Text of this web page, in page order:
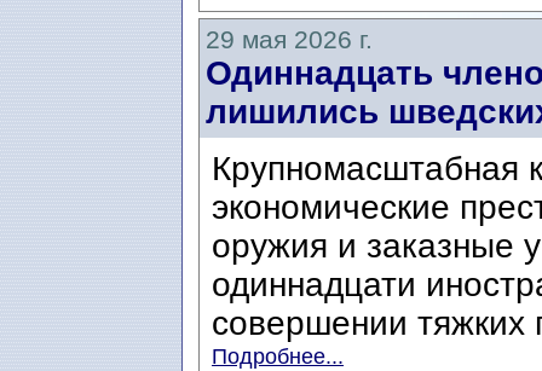
29 мая 2026 г.
Одиннадцать
лишились
Крупномасштабная
экономические
оружия и заказные
одиннадцати
совершении
Подробнее...